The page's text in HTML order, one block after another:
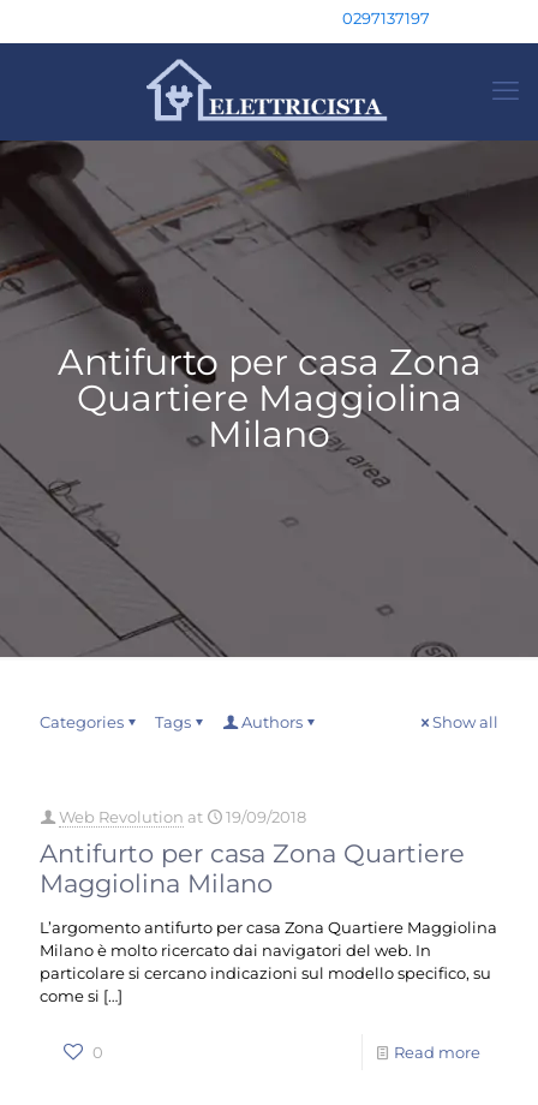
0297137197
Antifurto per casa Zona
Quartiere Maggiolina
Milano
Categories Tags Authors Show all
Web Revolution at 19/09/2018
Antifurto per casa Zona Quartiere
Maggiolina Milano
L’argomento antifurto per casa Zona Quartiere Maggiolina
Milano è molto ricercato dai navigatori del web. In
particolare si cercano indicazioni sul modello specifico, su
come si […]
0 Read more